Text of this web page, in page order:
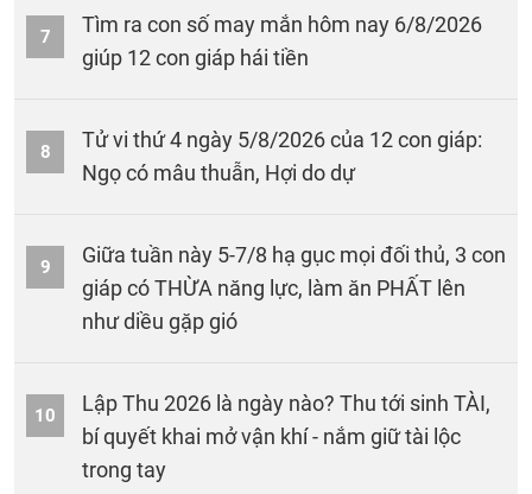
7
Tìm ra con số may mắn hôm nay 6/8/2026
giúp 12 con giáp hái tiền
8
Tử vi thứ 4 ngày 5/8/2026 của 12 con giáp:
Ngọ có mâu thuẫn, Hợi do dự
9
Giữa tuần này 5-7/8 hạ gục mọi đối thủ, 3 con
giáp có THỪA năng lực, làm ăn PHẤT lên
như diều gặp gió
10
Lập Thu 2026 là ngày nào? Thu tới sinh TÀI,
bí quyết khai mở vận khí - nắm giữ tài lộc
trong tay